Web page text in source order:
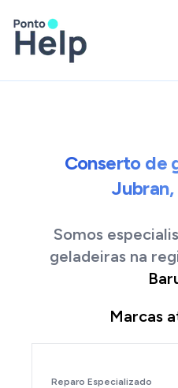
Conserto de
Jubran,
Somos
geladeiras na
Marcas
Reparo Especializado